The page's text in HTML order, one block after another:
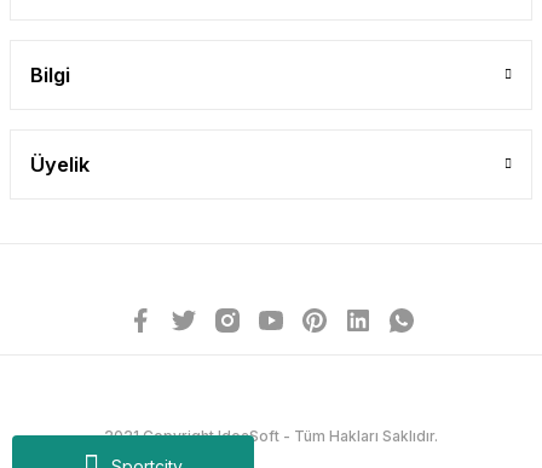
Bilgi
Üyelik
2021 Copyright IdeaSoft - Tüm Hakları Saklıdır.